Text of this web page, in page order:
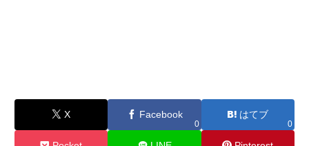
X Facebook
0
はてブ
0